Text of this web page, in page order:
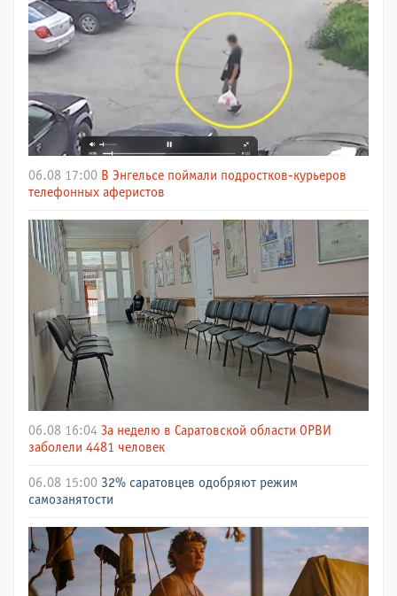
06.08 17:00 В Энгельсе поймали подростков-курьеров
телефонных аферистов
06.08 16:04 За неделю в Саратовской области ОРВИ
заболели 4481 человек
06.08 15:00 32% саратовцев одобряют режим
самозанятости